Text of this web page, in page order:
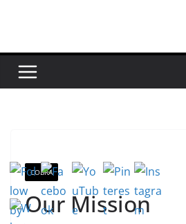
COBRA
Our Mission